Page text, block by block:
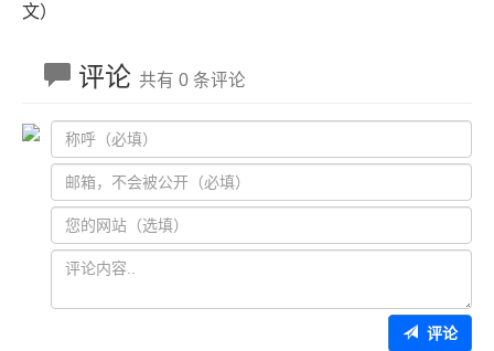
文）
评论 共有 0 条评论
评论